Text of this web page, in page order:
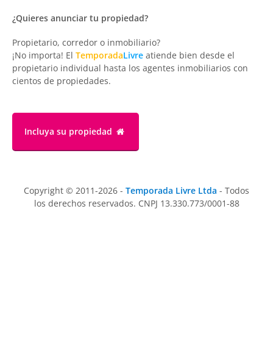
¿Quieres anunciar tu propiedad?
Propietario, corredor o inmobiliario?
¡No importa! El TemporadaLivre atiende bien desde el
propietario individual hasta los agentes inmobiliarios con
cientos de propiedades.
Incluya su propiedad
Copyright © 2011-2026 - Temporada Livre Ltda - Todos
los derechos reservados. CNPJ 13.330.773/0001-88